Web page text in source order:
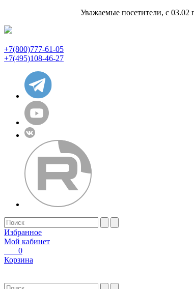
Уважаемые посетители, с 03.02
+7(800)777-61-05
+7(495)108-46-27
Избранное
Мой кабинет
0
Корзина